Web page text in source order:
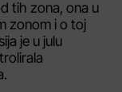
tih zona, ona u
zonom i o toj
je u julu